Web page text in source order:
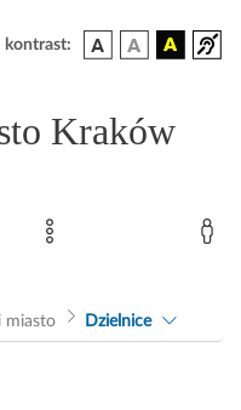
kontrast:
Kraków
miasto Dzielnice